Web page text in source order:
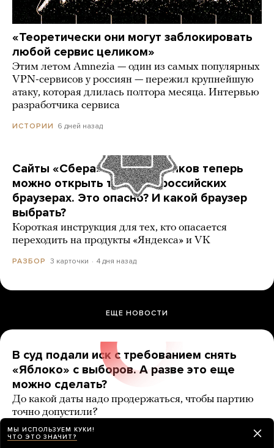
«Теоретически они могут заблокировать
любой сервис целиком»
Этим летом Amnezia — один из самых популярных
VPN-сервисов у россиян — пережил крупнейшую
атаку, которая длилась полтора месяца. Интервью
разработчика сервиса
ИСТОРИИ 6 дней назад
Сайты «Сбера» и других банков теперь
можно открыть только в российских
браузерах. Это опасно? И какой браузер
выбрать?
Короткая инструкция для тех, кто опасается
переходить на продукты «Яндекса» и VK
РАЗБОР 3 карточки 4 дня назад
ЕЩЕ НОВОСТИ
В суд подали иск с требованием снять
«Яблоко» с выборов. А разве это еще
можно сделать?
До какой даты надо продержаться, чтобы партию
точно допустили?
РАЗБОР 7 карточек
МЫ ИСПОЛЬЗУЕМ КУКИ!
ЧТО ЭТО ЗНАЧИТ?